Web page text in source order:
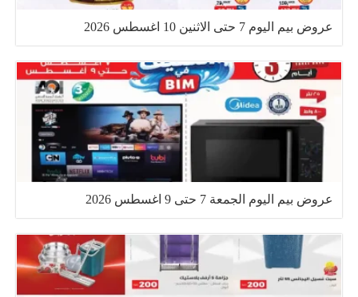
عروض بيم اليوم 7 حتى الاثنين 10 اغسطس 2026
عروض بيم اليوم الجمعة 7 حتى 9 اغسطس 2026